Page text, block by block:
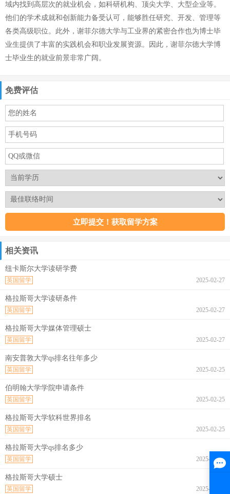
域内找到高层次的就业机会，如科研机构、顶尖大学、大型企业等。
他们的学术成就和创新能力备受认可，能够胜任研究、开发、管理等
各类高级职位。此外，谢菲尔德大学与工业界的紧密合作也为博士毕
业生提供了丰富的实践机会和职业发展资源。因此，谢菲尔德大学博
士毕业生的就业前景非常广阔。
免费评估
相关资讯
纽卡斯尔大学读研学费
2025-02-27
英国留学
格拉斯哥大学读研条件
2025-02-27
英国留学
格拉斯哥大学媒体管理硕士
2025-02-27
英国留学
南安普敦大学qs排名往年多少
2025-02-25
英国留学
伯明翰大学学院申请条件
2025-02-25
英国留学
格拉斯哥大学软科世界排名
2025-02-25
英国留学
格拉斯哥大学qs排名多少
2025-02-25
英国留学
格拉斯哥大学硕士
2025-02-25
英国留学